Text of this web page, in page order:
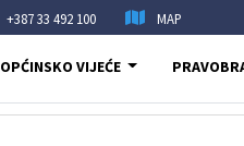
+387 33 492 100 MAP
OPĆINSKO VIJEĆE